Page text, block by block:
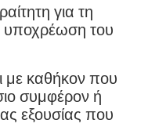
για τη
του
με καθήκον που
συμφέρον ή
εξουσίας που